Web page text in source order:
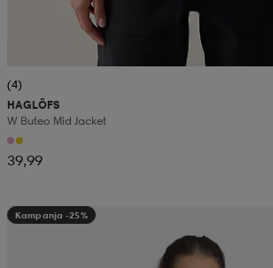
(4)
HAGLÖFS
W Buteo Mid Jacket
39,99
Kampanja -25%